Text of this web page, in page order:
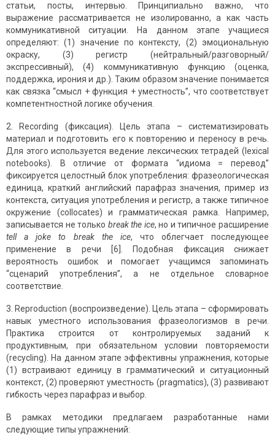
статьи, посты, интервью. Принципиально важно, что
выражение рассматривается не изолированно, а как часть
коммуникативной ситуации. На данном этапе учащиеся
определяют: (1) значение по контексту, (2) эмоциональную
окраску, (3) регистр (нейтральный/разговорный/
экспрессивный), (4) коммуникативную функцию (оценка,
поддержка, ирония и др.). Таким образом значение понимается
как связка “смысл + функция + уместность”, что соответствует
компетентностной логике обучения.
2. Recording (фиксация). Цель этапа – систематизировать
материал и подготовить его к повторению и переносу в речь.
Для этого используется ведение лексических тетрадей (lexical
notebooks). В отличие от формата “идиома = перевод”
фиксируется целостный блок употребления: фразеологическая
единица, краткий английский парафраз значения, пример из
контекста, ситуация употребления и регистр, а также типичное
окружение (collocates) и грамматическая рамка. Например,
записывается не только break the ice, но и типичное расширение
tell
a joke to break the ice, что облегчает последующее
применение в речи [6]. Подобная фиксация снижает
вероятность ошибок и помогает учащимся запоминать
“сценарий употребления”, а не отдельное словарное
соответствие.
3. Reproduction (воспроизведение). Цель этапа – сформировать
навык уместного использования фразеологизмов в речи.
Практика строится от контролируемых заданий к
продуктивным, при обязательном условии повторяемости
(recycling). На данном этапе эффективны упражнения, которые
(1) встраивают единицу в грамматический и ситуационный
контекст, (2) проверяют уместность (pragmatics), (3) развивают
гибкость через парафраз и выбор.
В рамках методики предлагаем разработанные нами
следующие типы упражнений: